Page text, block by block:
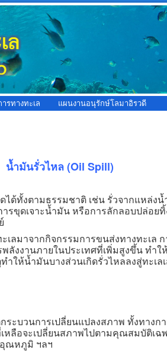
รทางทะเล แผนงานอนุรักษ์โลมาอิรวดี
น้ำมันรั่วไหล (Oil Spill)
ด้ทั้งตามธรรมชาติ เช่น รั่วจากแหล่งน้
รขุดเจาะน้ำมัน หรือการลักลอบปล่อย
ลมาจากกิจกรรมการขนส่งทางทะเล
ลังงานภายในประเทศที่เพิ่มสูงขึ้น ทำ
ำให้น้ำมันบางส่วนเกิดรั่วไหลลงสู่ทะเ
บวนการเปลี่ยนแปลงสภาพ ทั้งทางกา
หลือจะเปลี่ยนสภาพไปตามคุณสมบัติเ
อุณหภูมิ ฯลฯ